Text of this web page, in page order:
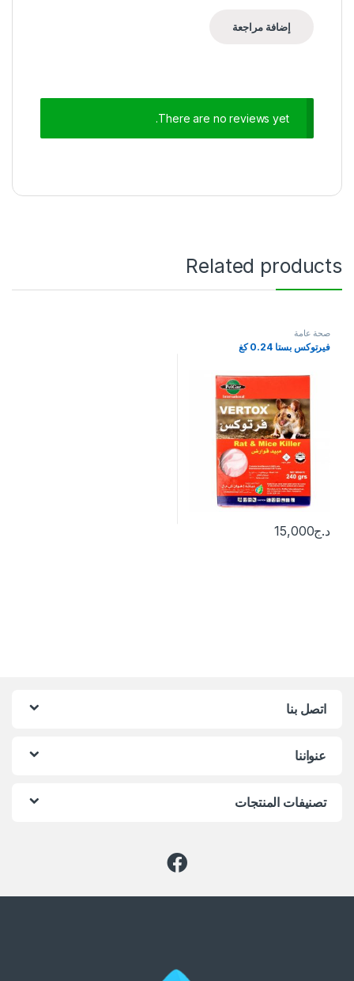
There are no reviews yet.
Related products
صحة عامة
فيرتوكس بستا 0.24 كغ
د.ج15,000
اتصل بنا
عنواننا
تصنيفات المنتجات